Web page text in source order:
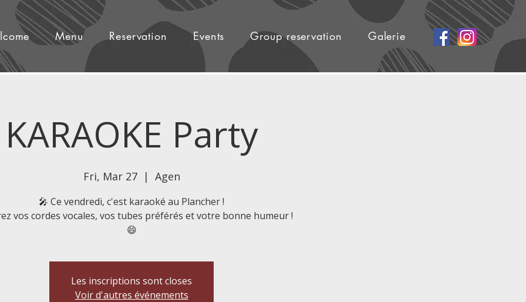
Menu Reservation Events Group reservation Galerie
KARAOKE Party
Fri, Mar 27
  |
Agen
🎤 Ce vendredi, c'est karaoké au Plancher !
vos cordes vocales, vos tubes préférés et votre bonne humeur !
Les inscriptions sont closes
Voir d'autres événements